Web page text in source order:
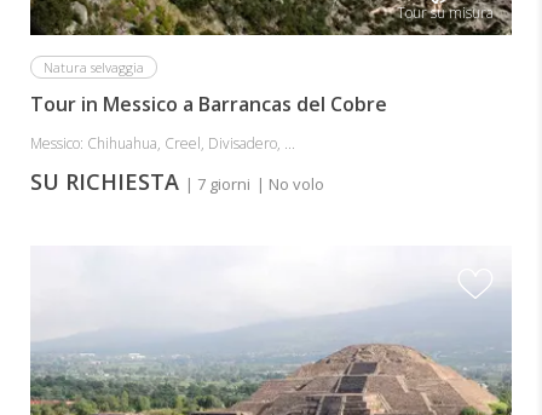
Tour su misura
Natura selvaggia
Tour in Messico a Barrancas del Cobre
Messico: Chihuahua, Creel, Divisadero, ...
SU RICHIESTA | 7 giorni | No volo